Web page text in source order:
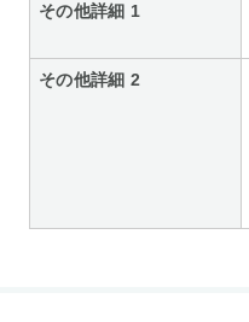
その他詳細 1
その他詳細 2